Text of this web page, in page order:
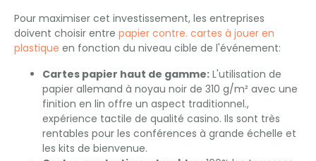
Pour maximiser cet investissement, les entreprises
doivent choisir entre papier contre. cartes à jouer en
plastique en fonction du niveau cible de l'événement:
Cartes papier haut de gamme: L'utilisation de
papier allemand à noyau noir de 310 g/m² avec une
finition en lin offre un aspect traditionnel.,
expérience tactile de qualité casino. Ils sont très
rentables pour les conférences à grande échelle et
les kits de bienvenue.